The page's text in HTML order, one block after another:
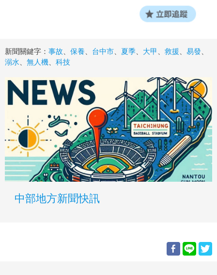
新聞關鍵字： 事故 保養 台中市 夏季 大甲 救援 易發
溺水
無人機 科技
中部地方新聞快訊